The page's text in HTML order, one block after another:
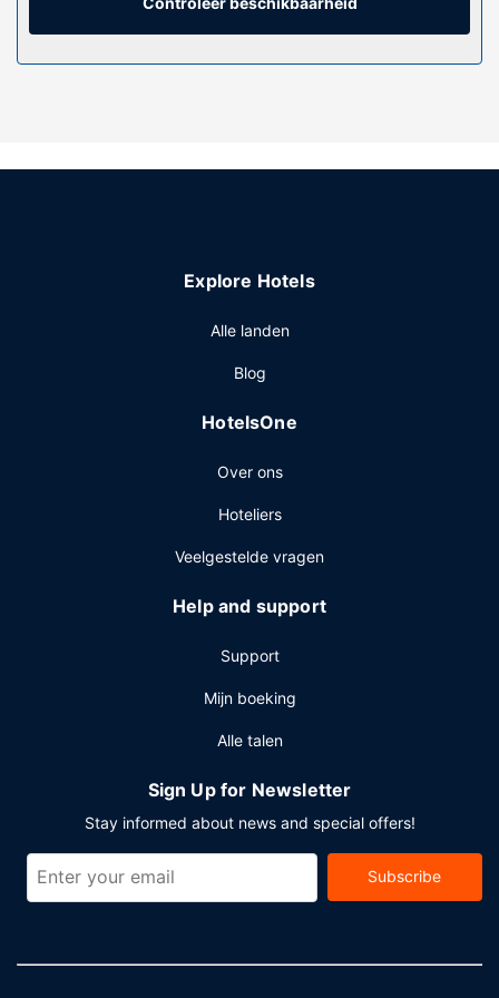
Algemene voorziening
De accommodatie heeft een terras en een tuin waar je van
betaling genieten van een lekker continentaal ontbijt, dat
Enkele van de voorzieningen zijn een businesscentrum,
Explore Hotels
Alle landen
Blog
HotelsOne
Over ons
Hoteliers
Veelgestelde vragen
Help and support
Support
Mijn boeking
Alle talen
Sign Up for Newsletter
Stay informed about news and special offers!
Subscribe